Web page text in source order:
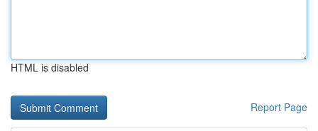
HTML is disabled
Report Page